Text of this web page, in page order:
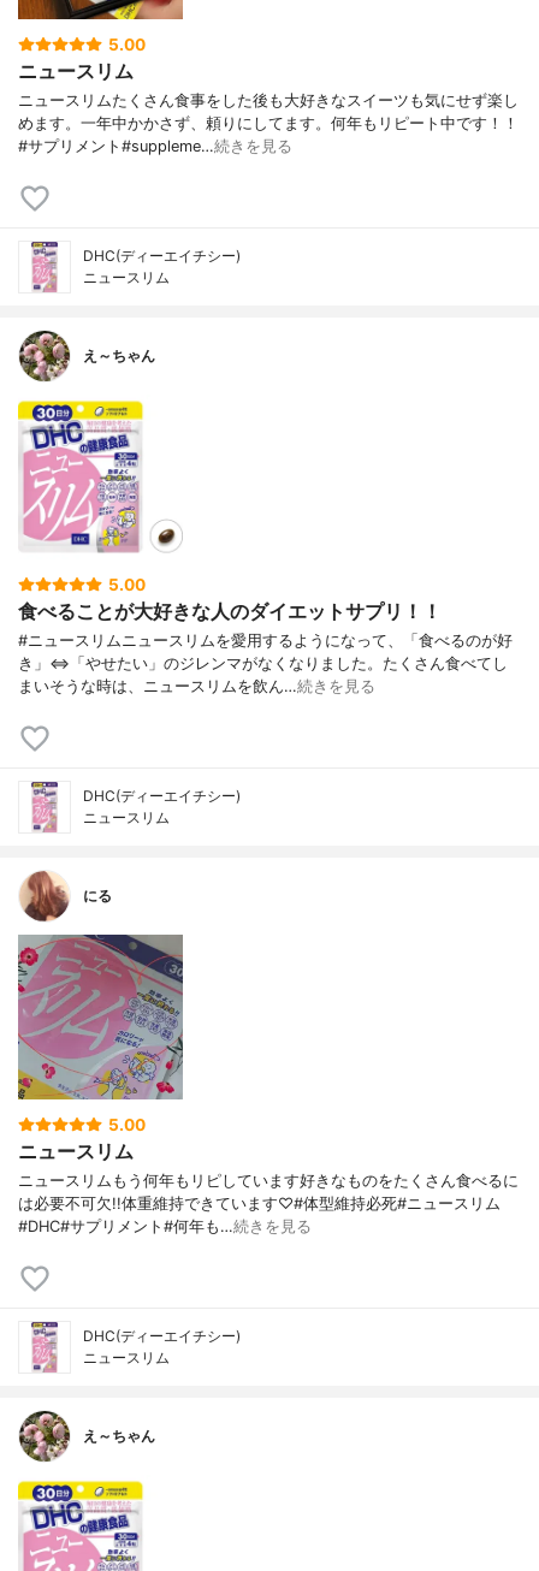
5.00
ニュースリム
ニュースリムたくさん食事をした後も大好きなスイーツも気にせず楽し
めます。一年中かかさず、頼りにしてます。何年もリピート中です！！
#サプリメント#suppleme…続きを見る
DHC(ディーエイチシー)
ニュースリム
え～ちゃん
5.00
食べることが大好きな人のダイエットサプリ！！
#ニュースリムニュースリムを愛用するようになって、「食べるのが好
き」⇔「やせたい」のジレンマがなくなりました。たくさん食べてし
まいそうな時は、ニュースリムを飲ん…続きを見る
DHC(ディーエイチシー)
ニュースリム
にる
5.00
ニュースリム
ニュースリムもう何年もリピしています好きなものをたくさん食べるに
は必要不可欠!!体重維持できています♡#体型維持必死#ニュースリム
#DHC#サプリメント#何年も…続きを見る
DHC(ディーエイチシー)
ニュースリム
え～ちゃん